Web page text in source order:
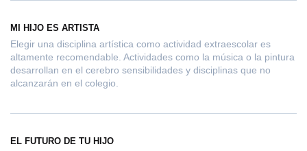
MI HIJO ES ARTISTA
Elegir una disciplina artística como actividad extraescolar es
altamente recomendable. Actividades como la música o la pintura
desarrollan en el cerebro sensibilidades y disciplinas que no
alcanzarán en el colegio.
EL FUTURO DE TU HIJO